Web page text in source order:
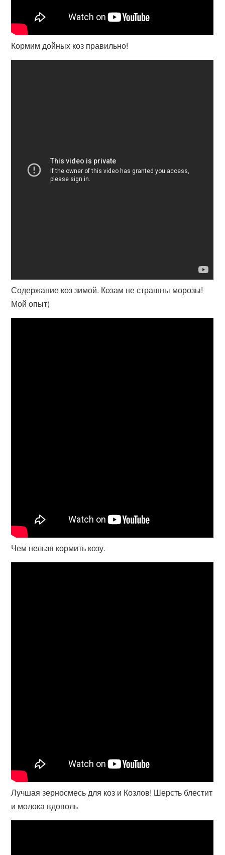
Кормим дойных коз правильно!
Содержание коз зимой. Козам не страшны морозы!
Мой опыт)
Чем нельзя кормить козу.
Лучшая зерносмесь для коз и Козлов! Шерсть блестит
и молока вдоволь